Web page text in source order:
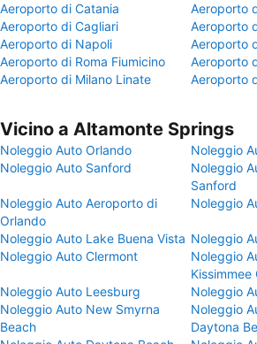
Aeroporto di Catania
Aeroporto
Aeroporto di Cagliari
Aeroporto
Aeroporto di Napoli
Aeroporto
Aeroporto di Roma Fiumicino
Aeroporto
Aeroporto di Milano Linate
Aeroporto
Vicino a Altamonte Springs
Noleggio Auto Orlando
Noleggio
Noleggio Auto Sanford
Noleggio
Sanford
Noleggio Auto Aeroporto di
Orlando
Noleggio
Noleggio Auto Lake Buena Vista Noleggio
Noleggio Auto Clermont
Noleggio
Kissimmee
Noleggio Auto Leesburg
Noleggio
Noleggio Auto New Smyrna
Beach
Noleggio
Daytona